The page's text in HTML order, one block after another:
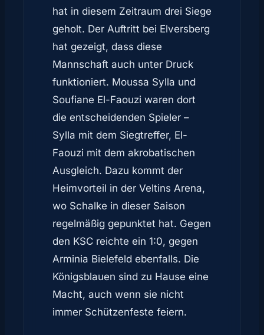
hat in diesem Zeitraum drei Siege
geholt. Der Auftritt bei Elversberg
hat gezeigt, dass diese
Mannschaft auch unter Druck
funktioniert. Moussa Sylla und
Soufiane El-Faouzi waren dort
die entscheidenden Spieler –
Sylla mit dem Siegtreffer, El-
Faouzi mit dem akrobatischen
Ausgleich. Dazu kommt der
Heimvorteil in der Veltins Arena,
wo Schalke in dieser Saison
regelmäßig gepunktet hat. Gegen
den KSC reichte ein 1:0, gegen
Arminia Bielefeld ebenfalls. Die
Königsblauen sind zu Hause eine
Macht, auch wenn sie nicht
immer Schützenfeste feiern.